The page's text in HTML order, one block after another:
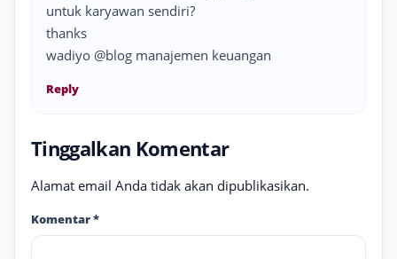
untuk karyawan sendiri?
thanks
wadiyo @blog manajemen keuangan
Reply
Tinggalkan Komentar
Alamat email Anda tidak akan dipublikasikan.
Komentar*